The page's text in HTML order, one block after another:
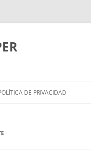
DE PRIVACIDAD